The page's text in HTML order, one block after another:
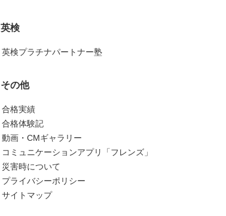
英検
英検プラチナパートナー塾
その他
合格実績
合格体験記
動画・CMギャラリー
コミュニケーションアプリ「フレンズ」
災害時について
プライバシーポリシー
サイトマップ